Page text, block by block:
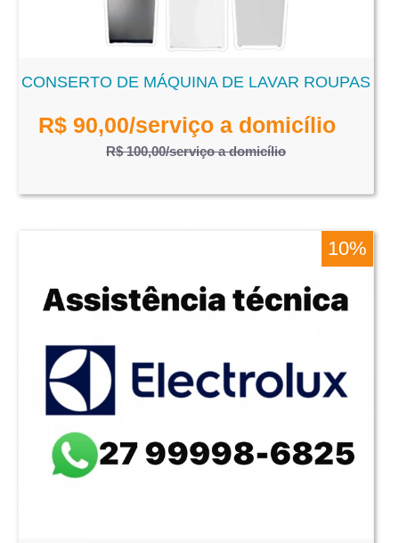
CONSERTO DE MÁQUINA DE LAVAR ROUPAS
R$ 90,00/serviço a domicílio
R$ 100,00/serviço a domicílio
10%